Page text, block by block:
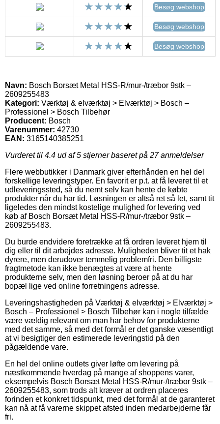
Besøg webshop
Besøg webshop
Besøg webshop
Navn: Bosch Borsæt Metal HSS-R/mur-/træbor 9stk –
2609255483
Kategori: Værktøj & elværktøj > Elværktøj > Bosch –
Professionel > Bosch Tilbehør
Producent: Bosch
Varenummer: 42730
EAN: 3165140385251
Vurderet til 4.4 ud af 5 stjerner baseret på 27anmeldelser
Flere webbutikker i Danmark giver efterhånden en hel del
forskellige leveringstyper. En favorit er p.t. at få leveret til et
udleveringssted, så du nemt selv kan hente de købte
produkter når du har tid. Løsningen er altså ret så let, samt tit
ligeledes den mindst kostelige mulighed for levering ved
køb af Bosch Borsæt Metal HSS-R/mur-/træbor 9stk –
2609255483.
Du burde endvidere foretrække at få ordren leveret hjem til
dig eller til dit arbejdes adresse. Muligheden bliver tit et hak
dyrere, men derudover temmelig problemfri. Den billigste
fragtmetode kan ikke benægtes at være at hente
produkterne selv, men den løsning beroer på at du har
bopæl lige ved online forretningens adresse.
Leveringshastigheden på Værktøj & elværktøj > Elværktøj >
Bosch – Professionel > Bosch Tilbehør kan i nogle tilfælde
være vældig relevant om man har behov for produkterne
med det samme, så med det formål er det ganske væsentligt
at vi besigtiger den estimerede leveringstid på den
pågældende vare.
En hel del online outlets giver løfte om levering på
næstkommende hverdag på mange af shoppens varer,
eksempelvis Bosch Borsæt Metal HSS-R/mur-/træbor 9stk –
2609255483, som trods alt kræver at ordren placeres
forinden et konkret tidspunkt, med det formål at de garanteret
kan nå at få varerne skippet afsted inden medarbejderne får
fri.